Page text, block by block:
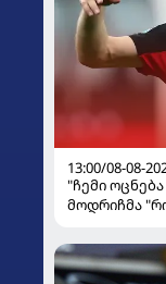
13:00/08-08-
"ჩემი
მოდრიჩმა